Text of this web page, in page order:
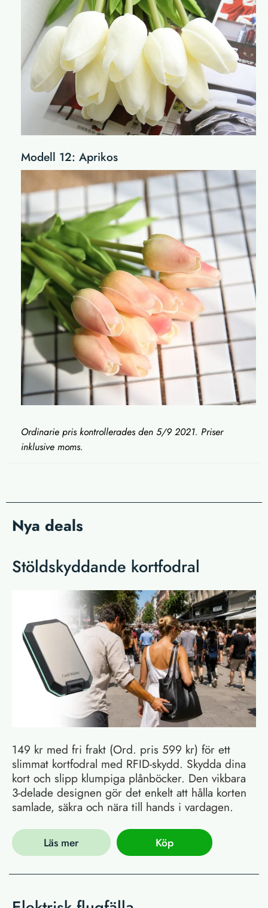
Modell 12: Aprikos
Ordinarie pris kontrollerades den 5/9 2021. Priser
inklusive moms.
Nya deals
Stöldskyddande kortfodral
149 kr med fri frakt (Ord. pris 599 kr) för ett
slimmat kortfodral med RFID-skydd. Skydda dina
kort och slipp klumpiga plånböcker. Den vikbara
3-delade designen gör det enkelt att hålla korten
samlade, säkra och nära till hands i vardagen.
Läs mer Köp